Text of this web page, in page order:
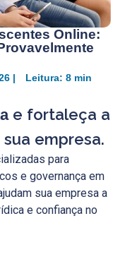
Online:
| Leitura: 8 min
e fortaleça a
empresa.
para
e governança em
sua empresa a
e confiança no